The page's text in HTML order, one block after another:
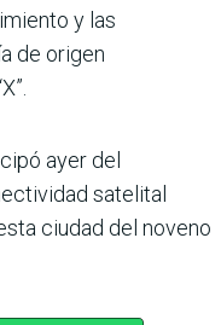
y las
de origen
ayer del
satelital
ciudad del noveno